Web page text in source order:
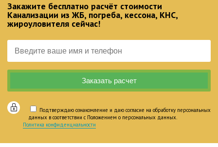
Закажите бесплатно расчёт стоимости
Канализации из ЖБ, погреба, кессона, КНС,
жироуловителя сейчас!
Подтверждаю ознакомление и даю согласие на обработку персональных
данных в соответствии с Положением о персональных данных.
Политика конфиденциальности